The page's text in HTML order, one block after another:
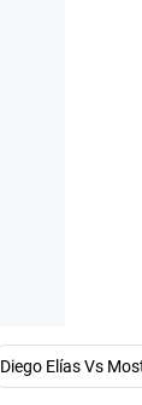
Diego Elías Vs